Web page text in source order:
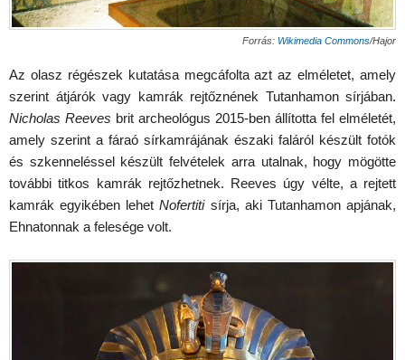
Forrás: Wikimedia Commons/Hajor
Az olasz régészek kutatása megcáfolta azt az elméletet, amely
szerint átjárók vagy kamrák rejtőznének Tutanhamon sírjában.
Nicholas Reeves brit archeológus 2015-ben állította fel elméletét,
amely szerint a fáraó sírkamrájának északi faláról készült fotók
és szkenneléssel készült felvételek arra utalnak, hogy mögötte
további titkos kamrák rejtőzhetnek. Reeves úgy vélte, a rejtett
kamrák egyikében lehetNofertitisírja, aki Tutanhamon apjának,
Ehnatonnak a felesége volt.